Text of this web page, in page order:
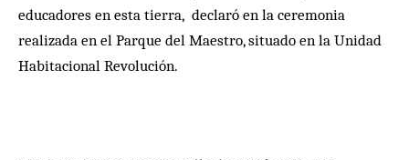
educadores en esta tierra, declaró en la ceremonia
realizada en el Parque del Maestro, situado en la Unidad
Habitacional Revolución.